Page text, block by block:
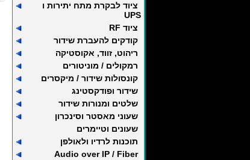
ציוד לבקרת מתח יתירות ו
UPS
ציוד RF
קודקים להעברת שידור
ריהוט, זווד, אקוסטיקה
רמקולים / מוניטורים
קונסולות שידור / מיקסרים
שידור ופודקסטינג
שלטים ומנורות שידור
שעוני מאסטר וסינכרון
שעונים וטיימרים
תוכנות לרדיו ולאולפן
Audio over IP / Fiber